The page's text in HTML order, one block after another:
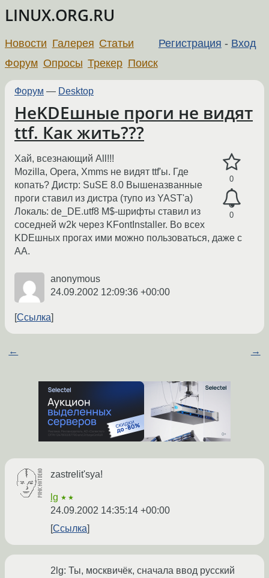
LINUX.ORG.RU
Регистрация - Вход
Новости Галерея Статьи
Форум Опросы Трекер Поиск
Форум — Desktop
НеKDEшные проги не видят
ttf. Как жить???
0
0
Хай, всезнающий All!!!
Mozilla, Opera, Xmms не видят ttf'ы. Где
копать? Дистр: SuSE 8.0 Вышеназванные
проги ставил из дистра (тупо из YAST'a)
Локаль: de_DE.utf8 M$-шрифты ставил из
соседней w2k через KFontInstaller. Во всех
KDEшных прогах ими можно пользоваться, даже с
АА.
anonymous
24.09.2002 12:09:36 +00:00
Ссылка
← →
zastrelit'sya!
lg ★★
24.09.2002 14:35:14 +00:00
Ссылка
2lg: Ты, москвичёк, сначала ввод русский